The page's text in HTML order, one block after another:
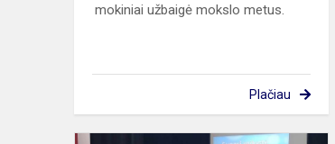
mokiniai užbaigė mokslo metus.
Plačiau